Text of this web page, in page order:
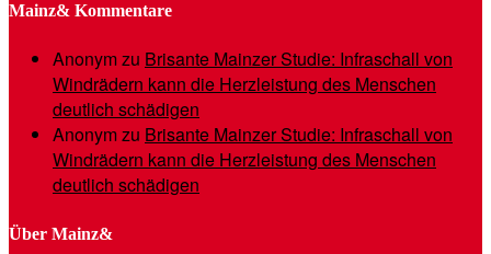
Mainz& Kommentare
Anonymzu Brisante Mainzer Studie: Infraschall von
Windrädern kann die Herzleistung des Menschen
deutlich schädigen
Anonymzu Brisante Mainzer Studie: Infraschall von
Windrädern kann die Herzleistung des Menschen
deutlich schädigen
Über Mainz&